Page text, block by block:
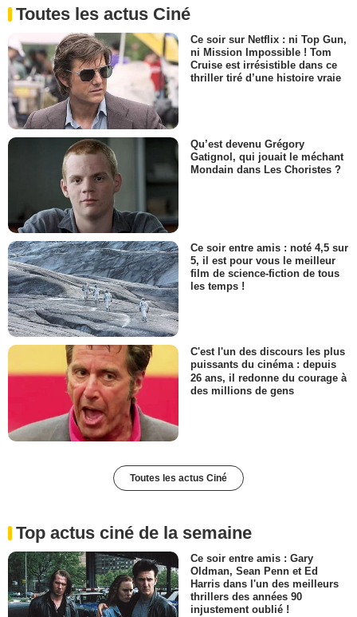
Toutes les actus Ciné
Ce soir sur Netflix : ni Top Gun,
ni Mission Impossible ! Tom
Cruise est irrésistible dans ce
thriller tiré d’une histoire vraie
Qu’est devenu Grégory
Gatignol, qui jouait le méchant
Mondain dans Les Choristes ?
Ce soir entre amis : noté 4,5 sur
5, il est pour vous le meilleur
film de science-fiction de tous
les temps !
C'est l'un des discours les plus
puissants du cinéma : depuis
26 ans, il redonne du courage à
des millions de gens
Toutes les actus Ciné
Top actus ciné de la semaine
Ce soir entre amis : Gary
Oldman, Sean Penn et Ed
Harris dans l'un des meilleurs
thrillers des années 90
injustement oublié !